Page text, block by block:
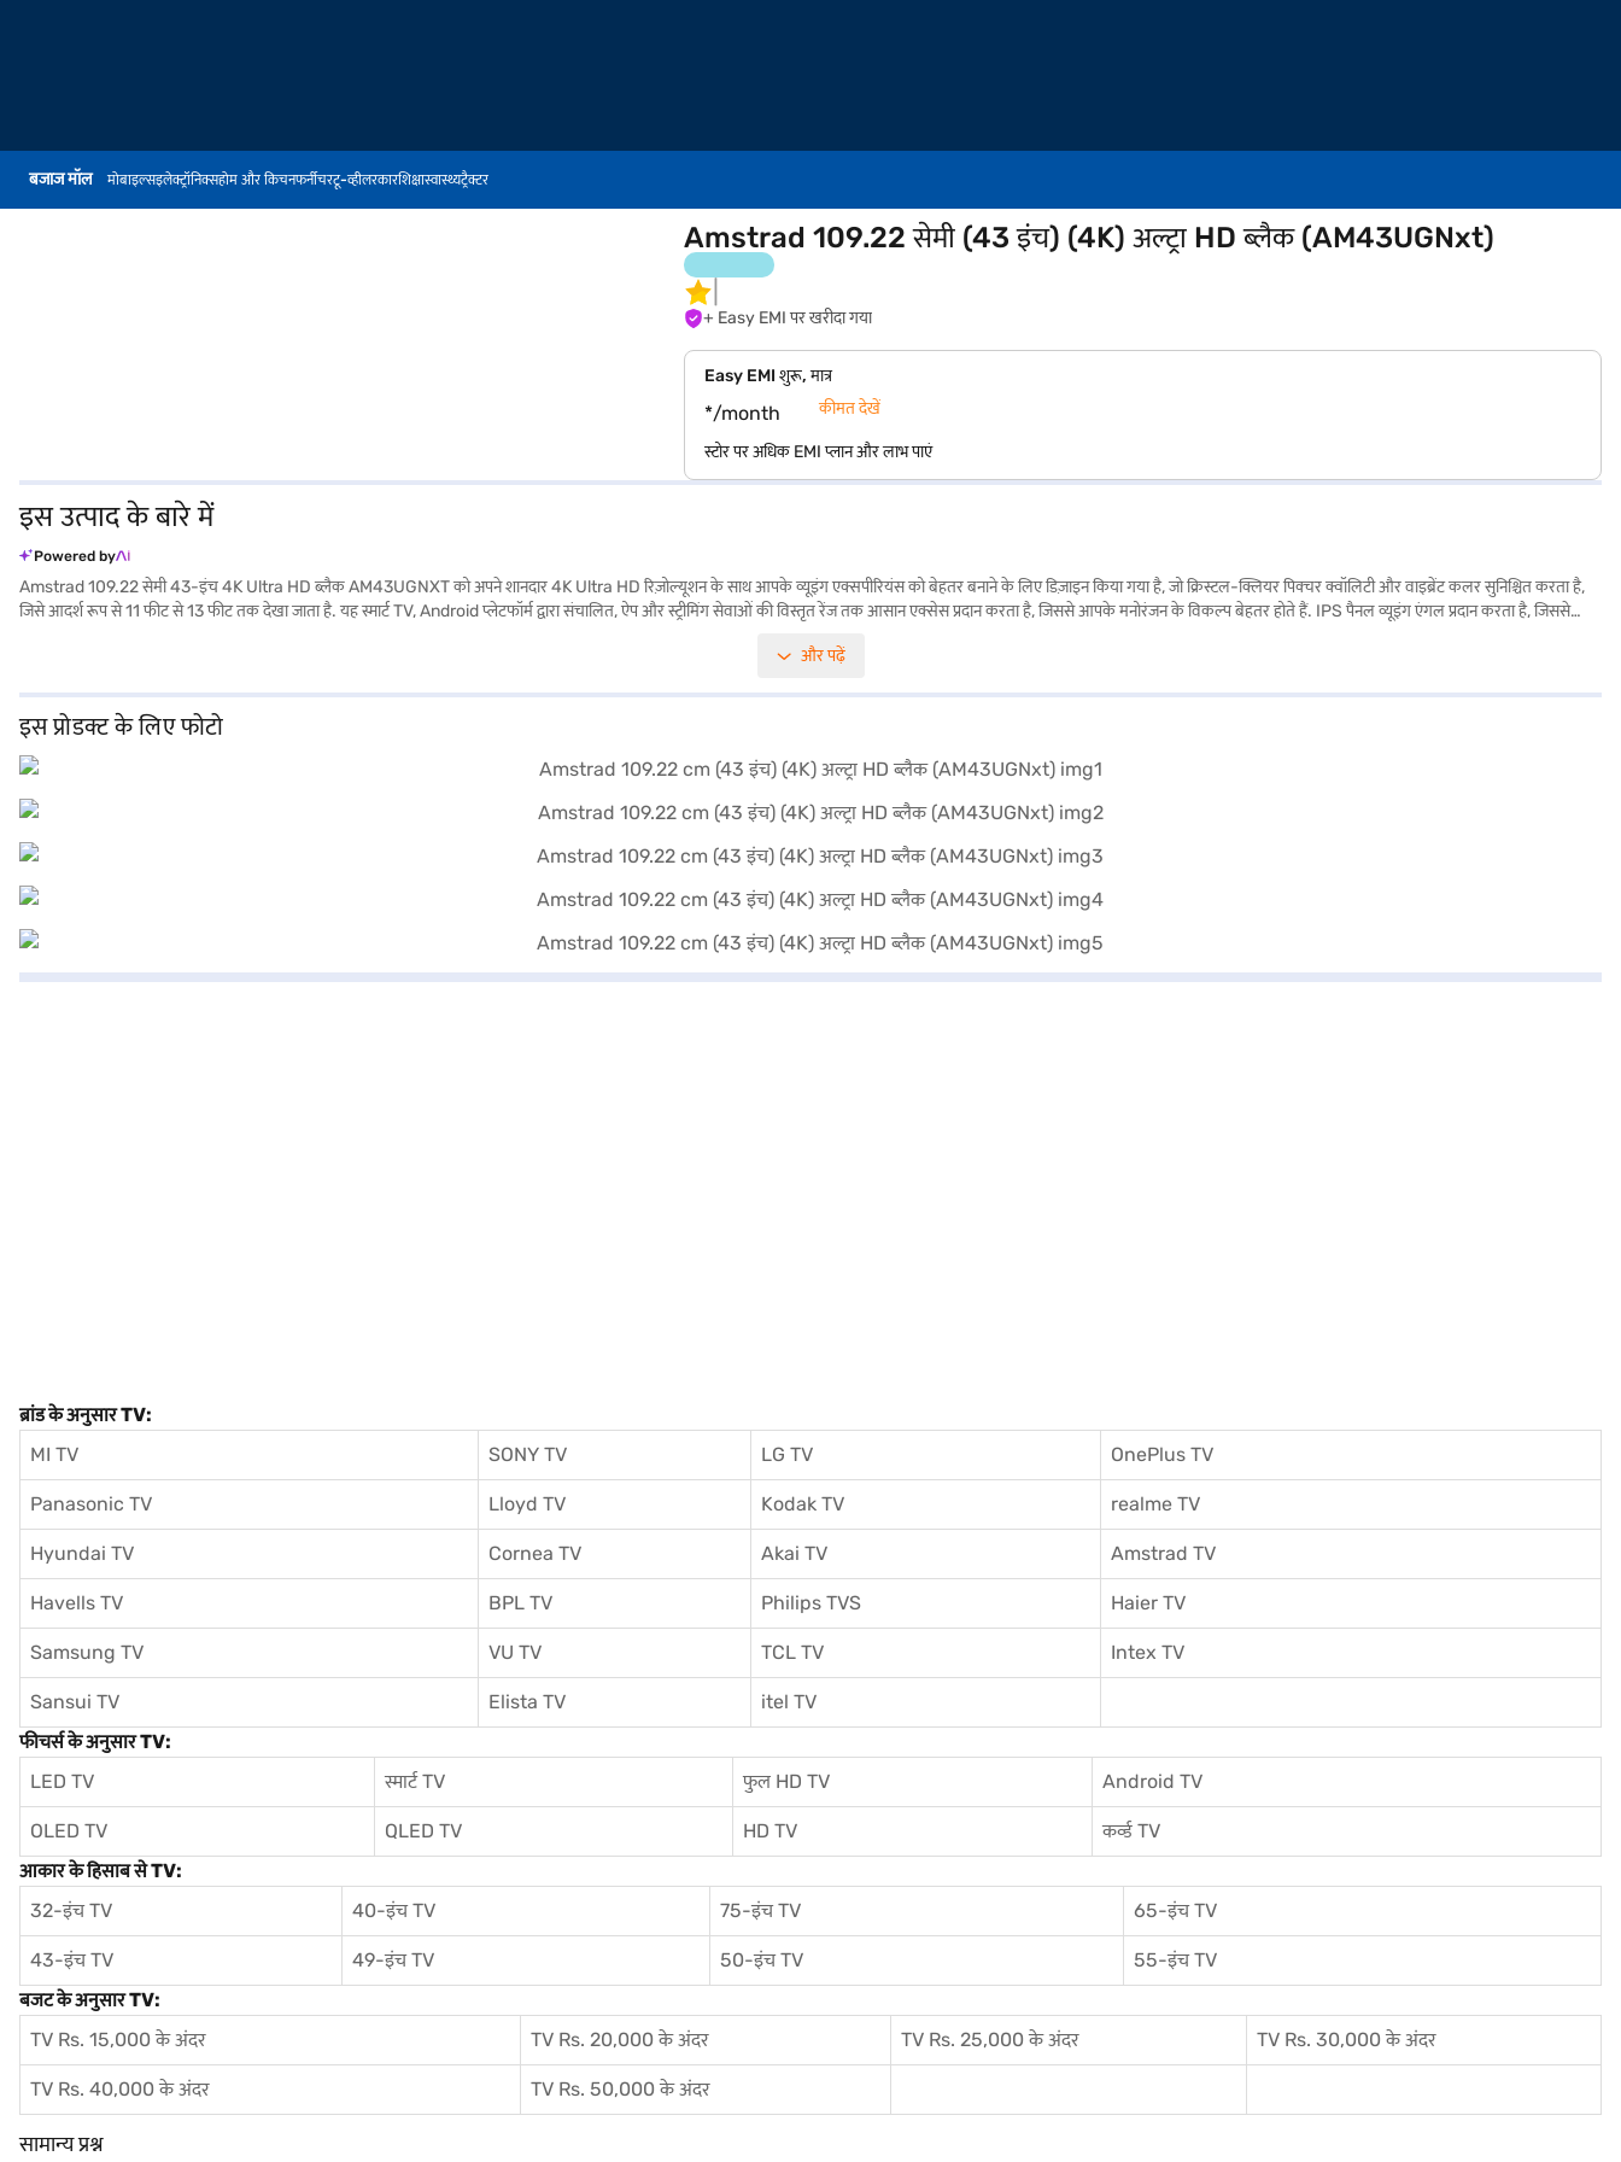
बजाज मॉल मोबाइल्सइलेक्ट्रॉनिक्सहोम और किचनफर्नीचरटू-व्हीलरकारशिक्षास्वास्थ्यट्रैक्टर
Amstrad 109.22 सेमी (43 इंच) (4K) अल्ट्रा HD ब्लैक (AM43UGNxt)
+ Easy EMI पर खरीदा गया
Easy EMI शुरू, मात्र
*/month कीमत देखें
स्टोर पर अधिक EMI प्लान और लाभ पाएं
इस उत्पाद के बारे में
Powered by
Amstrad 109.22 सेमी 43-इंच 4K Ultra HD ब्लैक AM43UGNXT को अपने शानदार 4K Ultra HD रिज़ोल्यूशन के साथ आपके व्यूइंग एक्सपीरियंस को बेहतर बनाने के लिए डिज़ाइन किया गया है, जो क्रिस्टल-क्लियर पिक्चर क्वॉलिटी और वाइब्रेंट कलर सुनिश्चित करता है,
जिसे आदर्श रूप से 11 फीट से 13 फीट तक देखा जाता है. यह स्मार्ट TV, Android प्लेटफॉर्म द्वारा संचालित, ऐप और स्ट्रीमिंग सेवाओं की विस्तृत रेंज तक आसान एक्सेस प्रदान करता है, जिससे आपके मनोरंजन के विकल्प बेहतर होते हैं. IPS पैनल व्यूइंग एंगल प्रदान करता है, जिससे
जिससे आप अपने पसंदीदा डिवाइस को आसानी से कनेक्ट कर सकते हैं. वॉल माउंट डिज़ाइन आपके लिविंग स्पेस में स्लीक और मॉडर्न टच जोड़ता है. Amstad 109.22 सेमी 43-इंच 4K अल्ट्रा HD ब्लैक AM43UGNXT TV के बारे में सभी आवश्यक जानकारी प्राप्त करें. अपना
और पढ़ें
इस प्रोडक्ट के लिए फोटो
ब्रांड के अनुसार TV:
MI TV
SONY TV LG TV OnePlus TV
Panasonic TV Lloyd TV Kodak TV realme TV
Hyundai TV Cornea TV Akai TV Amstrad TV
Havells TV BPL TV Philips TVS Haier TV
Samsung TV VU TV TCL TV Intex TV
Sansui TV Elista TV
itel TV
फीचर्स के अनुसार TV:
LED TV
स्मार्ट TV फुल HD TV Android TV
OLED TV QLED TV HD TV
कर्व्ड TV
आकार के हिसाब से TV:
32-इंच TV
40-इंच TV 75-इंच TV 65-इंच TV
43-इंच TV 49-इंच TV 50-इंच TV
55-इंच TV
बजट के अनुसार TV:
TV Rs. 15,000 के अंदर
TV Rs. 20,000 के अंदर TV Rs. 25,000 के अंदर TV Rs. 30,000 के अंदर
TV Rs. 40,000 के अंदर TV Rs. 50,000 के अंदर
सामान्य प्रश्न